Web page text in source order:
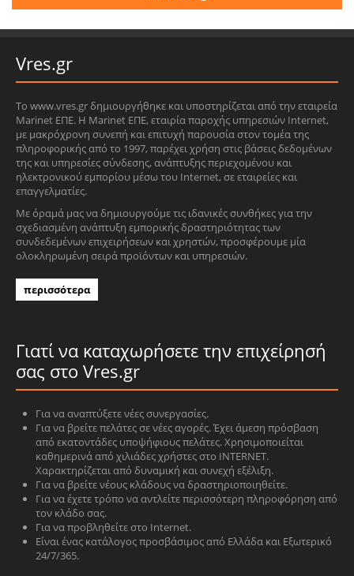
Vres.gr
Το www.vres.gr δημιουργήθηκε και υποστηρίζεται από την εταιρεία
Marinet ΕΠΕ. Η Marinet ΕΠΕ, εταιρία παροχής υπηρεσιών Internet,
με μακρόχρονη συνεπή και επιτυχή παρουσία στον τομέα της
πληροφορικής από το 1997, παρέχει χρήση στις βάσεις δεδομένων
της και υπηρεσίες σύνδεσης, ανάπτυξης περιεχομένου και
ηλεκτρονικού εμπορίου μέσω του Internet, σε εταιρείες και
επαγγελματίες.
Με όραμά μας να δημιουργούμε τις ιδανικές συνθήκες για την
σχεδιασμένη ανάπτυξη εμπορικής δραστηριότητας των
συνδεδεμένων επιχειρήσεων και χρηστών, προσφέρουμε μία
ολοκληρωμένη σειρά προϊόντων και υπηρεσιών.
περισσότερα
Γιατί να καταχωρήσετε την επιχείρησή
σας στο Vres.gr
Για να αναπτύξετε νέες συνεργασίες.
Για να βρείτε πελάτες σε νέες αγορές. Έχει άμεση πρόσβαση
από εκατοντάδες υποψήφιους πελάτες. Χρησιμοποιείται
καθημερινά από χιλιάδες χρήστες στο INTERNET.
Χαρακτηρίζεται από δυναμική και συνεχή εξέλιξη.
Για να βρείτε νέους κλάδους να δραστηριοποιηθείτε.
Για να έχετε τρόπο να αντλείτε περισσότερη πληροφόρηση από
τον κλάδο σας.
Για να προβληθείτε στο Internet.
Είναι ένας κατάλογος προσβάσιμος από Ελλάδα και Εξωτερικό
24/7/365.